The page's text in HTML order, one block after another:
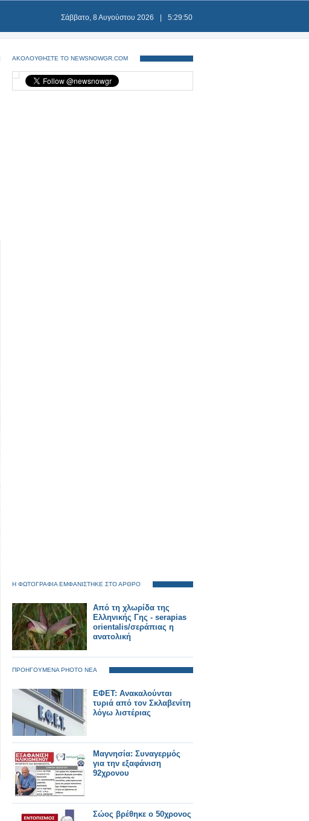
Σάββατο, 8 Αυγούστου 2026 5:29:51
ΑΚΟΛΟΥΘΗΣΤΕ ΤΟ NEWSNOWGR.COM
Η ΦΩΤΟΓΡΑΦΙΑ ΕΜΦΑΝΙΣΤΗΚΕ ΣΤΟ ΑΡΘΡΟ
Από τη χλωρίδα της
Ελληνικής Γης - serapias
orientalis/σεράπιας η
ανατολική
ΠΡΟΗΓΟΥΜΕΝΑ PHOTO ΝΕΑ
ΕΦΕΤ: Ανακαλούνται
τυριά από τον Σκλαβενίτη
λόγω λιστέριας
Μαγνησία: Συναγερμός
για την εξαφάνιση
92χρονου
Σώος βρέθηκε ο 50χρονος